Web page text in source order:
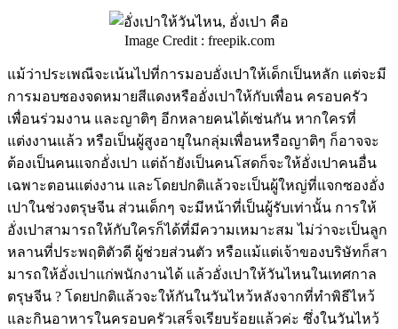
Image Credit : freepik.com
แม้ว่าประเพณีจะเน้นไปที่การมอบอั่งเปาให้เด็กเป็นหลัก แต่จะมี
การมอบซองจดหมายสีแดงหรืออั่งเปาให้กับเพื่อน ครอบครัว
เพื่อนร่วมงาน และญาติๆ อีกหลายคนได้เช่นกัน หากใครที่
แต่งงานแล้ว หรือเป็นผู้สูงอายุในกลุ่มเพื่อนหรือญาติๆ ก็อาจจะ
ต้องเป็นคนแจกอั่งเปา แต่ถ้ายังเป็นคนโสดก็จะให้อั่งเปาคนอื่น
เฉพาะตอนแต่งงาน และโดยปกติแล้วจะเป็นผู้ใหญ่ที่แจกซองอั่ง
เปาในช่วงตรุษจีน ส่วนเด็กๆ จะมีหน้าที่เป็นผู้รับเท่านั้น การให้
อั่งเปาสามารถให้กับใครก็ได้ที่มีความเหมาะสม ไม่ว่าจะเป็นลูก
หลานที่ประพฤติตัวดี ผู้ช่วยส่วนตัว หรือแม้แต่เจ้าของบริษัทก็สา
มารถให้อั่งเปาแก่พนักงานได้ แล้วอั่งเปาให้วันไหนในเทศกาล
ตรุษจีน ? โดยปกติแล้วจะให้กันในวันไหว้หลังจากที่ทำพิธีไหว้
และกินอาหารในครอบครัวเสร็จเรียบร้อยแล้วค่ะ ซึ่งในวันไหว้